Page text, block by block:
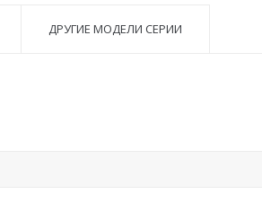
ДРУГИЕ МОДЕЛИ СЕРИИ